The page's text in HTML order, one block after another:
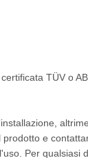
TÜV o
e
Per qualsiasi